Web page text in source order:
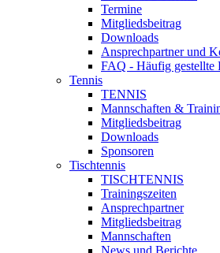
Termine
Mitgliedsbeitrag
Downloads
Ansprechpartner und
FAQ - Häufig gestellte
Tennis
TENNIS
Mannschaften &
Mitgliedsbeitrag
Downloads
Sponsoren
Tischtennis
TISCHTENNIS
Trainingszeiten
Ansprechpartner
Mitgliedsbeitrag
Mannschaften
News und Berichte